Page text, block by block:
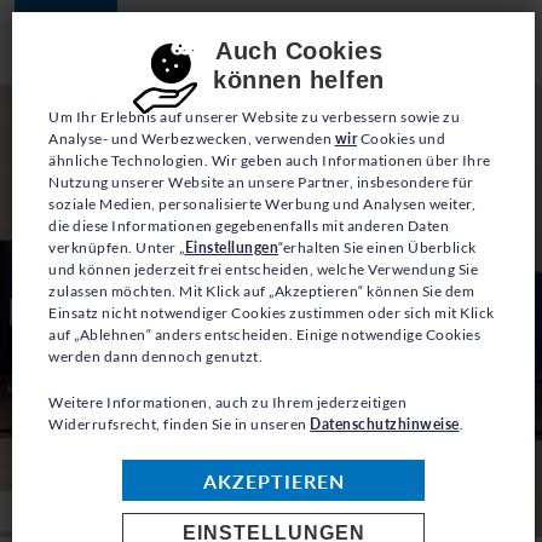
Consent-Einstellungen
Auch Cookies
können helfen
Um Ihr Erlebnis auf unserer Website zu verbessern sowie zu
Analyse- und Werbezwecken, verwenden wirCookies und
ähnliche Technologien. Wir geben auch Informationen über Ihre
Nutzung unserer Website an unsere Partner, insbesondere für
soziale Medien, personalisierte Werbung und Analysen weiter,
die diese Informationen gegebenenfalls mit anderen Daten
verknüpfen. Unter „ Einstellungen“erhalten Sie einen Überblick
und können jederzeit frei entscheiden, welche Verwendung Sie
zulassen möchten. Mit Klick auf „Akzeptieren“ können Sie dem
Einsatz nicht notwendiger Cookies zustimmen oder sich mit Klick
auf „Ablehnen“ anders entscheiden. Einige notwendige Cookies
werden dann dennoch genutzt.
Weitere Informationen, auch zu Ihrem jederzeitigen
Widerrufsrecht, finden Sie in unseren Datenschutzhinweise.
AKZEPTIEREN
EINSTELLUNGEN
JETZT SPENDEN
Hochschulbildung für Flüchtlinge
© UNHCR/Shawkat Alharfoush